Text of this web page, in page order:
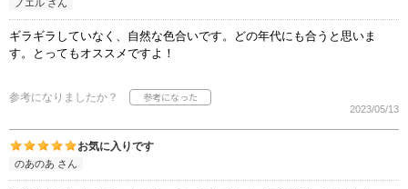
ノエル さん
ギラギラしていなく、自然な色合いです。どの年代にも合うと思いま
す。とってもオススメですよ！
参考になりましたか？
2023/05/13
お気に入りです
のあのあ さん